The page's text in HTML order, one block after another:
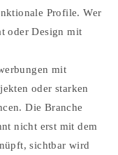
Profile. Wer
oder Design mit
mit
oder starken
Die Branche
nicht erst mit dem
sichtbar wird